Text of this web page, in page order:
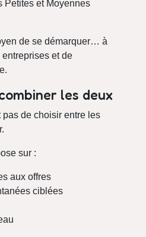
Petites et Moyennes
de se démarquer… à
et de
les deux
pas de choisir entre les
sur :
aux offres
ciblées